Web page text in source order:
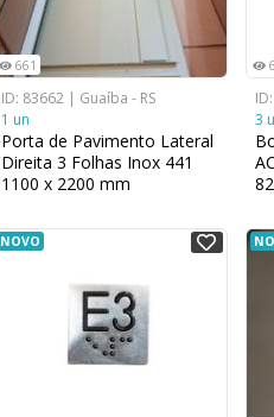
661
ID: 83662 | Guaíba - RS
1 un
Porta de Pavimento Lateral
Direita 3 Folhas Inox 441
1100 x 2200 mm
3
NOVO